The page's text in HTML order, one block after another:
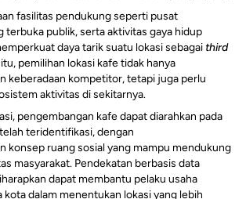
fasilitas pendukung seperti pusat
terbuka publik, serta aktivitas gaya hidup
daya tarik suatu lokasi sebagaithird
pemilihan lokasi kafe tidak hanya
keberadaan kompetitor, tetapi juga perlu
aktivitas di sekitarnya.
pengembangan kafe dapat diarahkan pada
teridentifikasi, dengan
konsep ruang sosial yang mampu mendukung
masyarakat. Pendekatan berbasis data
dapat membantu pelaku usaha
dalam menentukan lokasi yang lebih